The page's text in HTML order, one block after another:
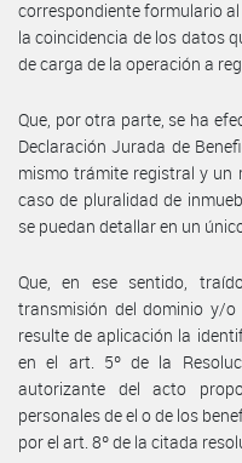
correspondiente formulario
la coincidencia de los datos
de carga de la operación a
Que, por otra parte, se ha
Declaración Jurada de
mismo trámite registral y un
caso de pluralidad de
se puedan detallar en un
Que, en ese sentido,
transmisión del dominio y/
resulte de aplicación la
en el art. 5º de la
autorizante del acto
personales de el o de los
por el art. 8º de la citada